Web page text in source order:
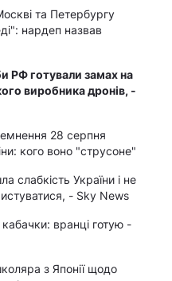
та Петербургу
нардеп назвав
РФ готували замах на
виробника дронів, -
28 серпня
кого воно "струсоне"
слабкість України і не
- Sky News
вранці готую -
з Японії щодо